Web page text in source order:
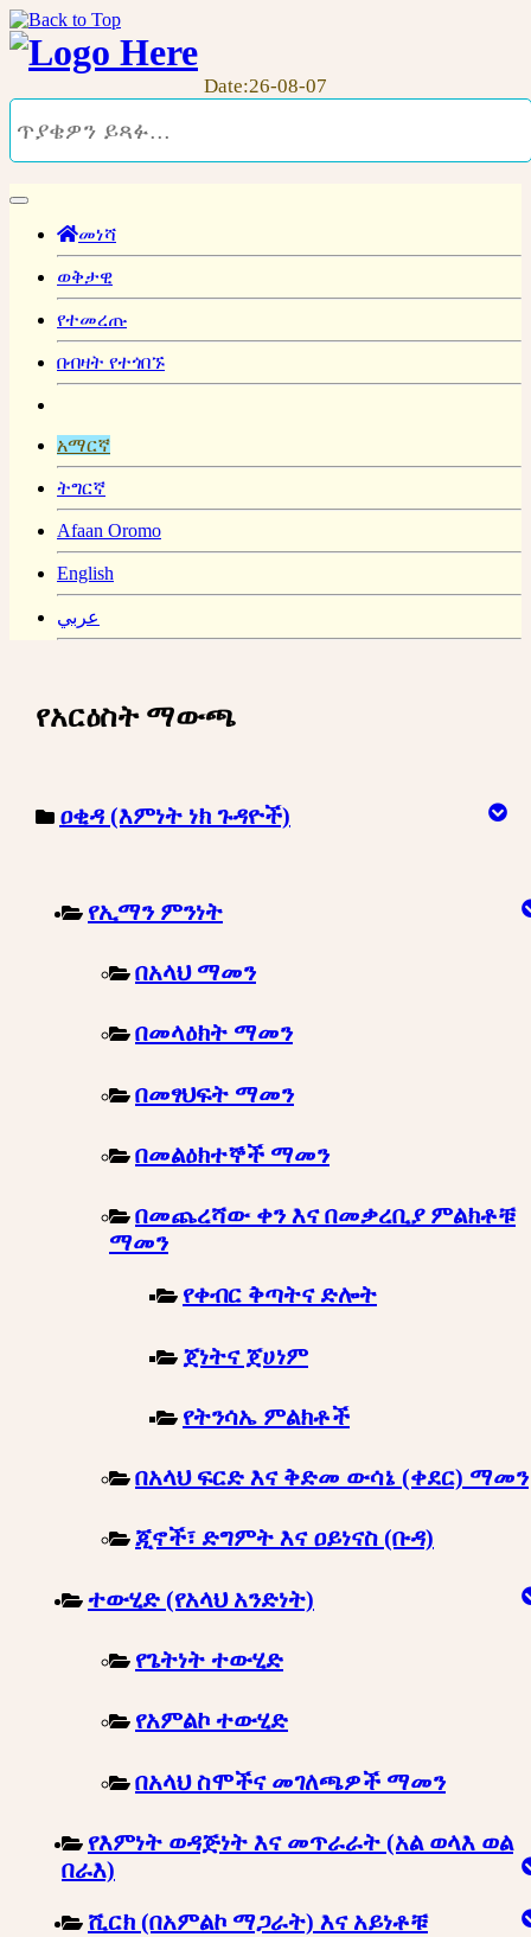
Date:26-08-07
መነሻ
ወቅታዊ
የተመረጡ
በብዛት የተጎበኙ
አማርኛ
ትግርኛ
Afaan Oromo
English
عربي
የአርዕስት ማውጫ
ዐቂዳ (እምነት ነክ ጉዳዮች)
የኢማን ምንነት
በአላህ ማመን
በመላዕክት ማመን
በመፃህፍት ማመን
በመልዕክተኞች ማመን
በመጨረሻው ቀን እና በመቃረቢያ ምልክቶቹ
ማመን
የቀብር ቅጣትና ድሎት
ጀነትና ጀሀነም
የትንሳኤ ምልክቶች
በአላህ ፍርድ እና ቅድመ ውሳኔ (ቀደር) ማመን
ጂኖች፣ ድግምት እና ዐይነናስ (ቡዳ)
ተውሂድ (የአላህ አንድነት)
የጌትነት ተውሂድ
የአምልኮ ተውሂድ
በአላህ ስሞችና መገለጫዎች ማመን
የእምነት ወዳጅነት እና መጥራራት (አል ወላእ ወል
በራእ)
ሺርክ (በአምልኮ ማጋራት) እና አይነቶቹ